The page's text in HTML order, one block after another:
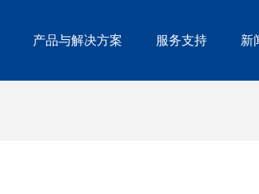
产品与解决方案 服务支持 新